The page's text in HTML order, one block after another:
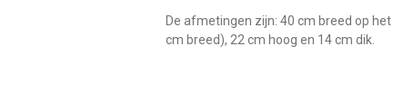
De afmetingen zijn: 40 cm breed op
cm breed), 22 cm hoog en 14 cm dik.